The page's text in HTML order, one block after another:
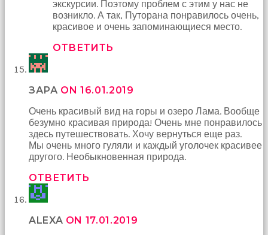
экскурсии. Поэтому проблем с этим у нас не
возникло. А так, Путорана понравилось очень,
красивое и очень запоминающиеся место.
ОТВЕТИТЬ
ЗАРА ON 16.01.2019
Очень красивый вид на горы и озеро Лама. Вообще
безумно красивая природа! Очень мне понравилось
здесь путешествовать. Хочу вернуться еще раз.
Мы очень много гуляли и каждый уголочек красивее
другого. Необыкновенная природа.
ОТВЕТИТЬ
ALEXA ON 17.01.2019